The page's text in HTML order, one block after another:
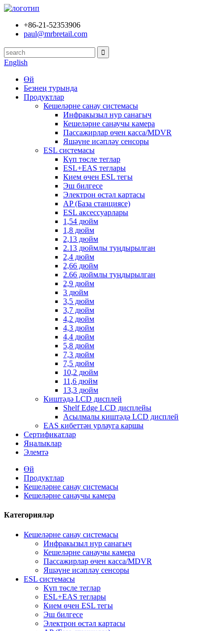
+86-21-52353906
paul@mrbretail.com
English
Өй
Безнең турында
Продуктлар
Кешеләрне санау системасы
Инфракызыл нур санагыч
Кешеләрне санаучы камера
Пассажирлар өчен касса/MDVR
Яшәүне исәпләү сенсоры
ESL системасы
Күп төсле теглар
ESL+EAS теглары
Кием өчен ESL тегы
Эш билгесе
Электрон өстәл картасы
AP (База станциясе)
ESL аксессуарлары
1,54 дюйм
1,8 дюйм
2,13 дюйм
2.13 дюймлы туңдырылган
2,4 дюйм
2,66 дюйм
2.66 дюймлы туңдырылган
2,9 дюйм
3 дюйм
3,5 дюйм
3,7 дюйм
4,2 дюйм
4,3 дюйм
4,4 дюйм
5,8 дюйм
7,3 дюйм
7,5 дюйм
10,2 дюйм
11,6 дюйм
13,3 дюйм
Киштәдә LCD дисплей
Shelf Edge LCD дисплейы
Асылмалы киштәдә LCD дисплей
EAS кибеттән урлауга каршы
Сертификатлар
Яңалыклар
Элемтә
Өй
Продуктлар
Кешеләрне санау системасы
Кешеләрне санаучы камера
Категорияләр
Кешеләрне санау системасы
Инфракызыл нур санагыч
Кешеләрне санаучы камера
Пассажирлар өчен касса/MDVR
Яшәүне исәпләү сенсоры
ESL системасы
Күп төсле теглар
ESL+EAS теглары
Кием өчен ESL тегы
Эш билгесе
Электрон өстәл картасы